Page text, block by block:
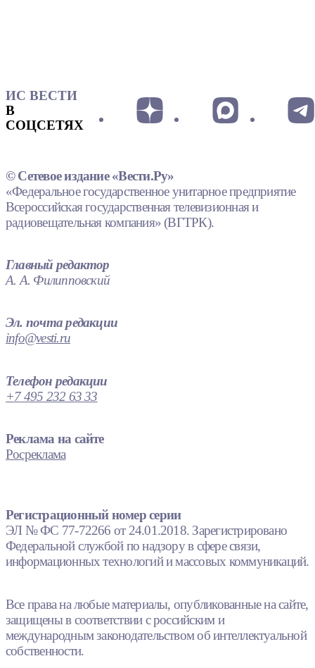
ИС ВЕСТИ
В
СОЦСЕТЯХ
© Сетевое издание «Вести.Ру»
«Федеральное государственное унитарное предприятие
Всероссийская государственная телевизионная и
радиовещательная компания» (ВГТРК).
Главный редактор
А. А. Филипповский
Эл. почта редакции
info@vesti.ru
Телефон редакции
+7 495 232 63 33
Реклама на сайте
Росреклама
Регистрационный номер серии
ЭЛ № ФС 77-72266 от 24.01.2018. Зарегистрировано
Федеральной службой по надзору в сфере связи,
информационных технологий и массовых коммуникаций.
Все права на любые материалы, опубликованные на сайте,
защищены в соответствии с российским и
международным законодательством об интеллектуальной
собственности.